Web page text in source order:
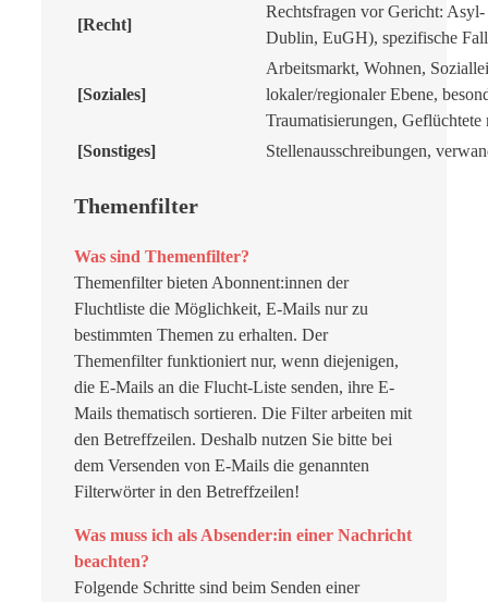
[Recht]
Rechtsfragen vor Gericht:
Dublin, EuGH), spezifische
[Soziales]
Arbeitsmarkt, Wohnen,
lokaler/regionaler Ebene,
Traumatisierungen,
[Sonstiges]
Stellenausschreibungen,
Themenfilter
Was sind Themenfilter?
Themenfilter bieten Abonnent:innen der
Fluchtliste die Möglichkeit, E-Mails nur zu
bestimmten Themen zu erhalten. Der
Themenfilter funktioniert nur, wenn diejenigen,
die E-Mails an die Flucht-Liste senden, ihre E-
Mails thematisch sortieren. Die Filter arbeiten mit
den Betreffzeilen. Deshalb nutzen Sie bitte bei
dem Versenden von E-Mails die genannten
Filterwörter in den Betreffzeilen!
Was muss ich als Absender:in einer Nachricht
beachten?
Folgende Schritte sind beim Senden einer